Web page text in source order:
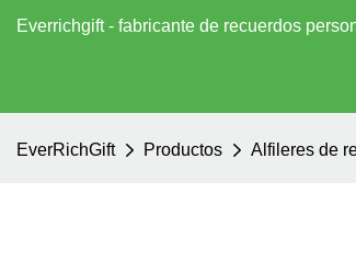
Everrichgift - fabricante de recuerdos
EverRichGift Productos Alfileres de